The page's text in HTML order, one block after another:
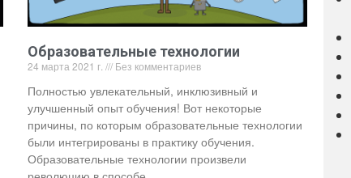
Образовательные технологии
24 марта 2021 г. Без комментариев
Полностью увлекательный, инклюзивный и
улучшенный опыт обучения! Вот некоторые
причины, по которым образовательные технологии
были интегрированы в практику обучения.
Образовательные технологии произвели